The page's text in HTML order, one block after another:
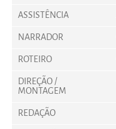
ASSISTÊNCIA
NARRADOR
ROTEIRO
DIREÇÃO /
MONTAGEM
REDAÇÃO